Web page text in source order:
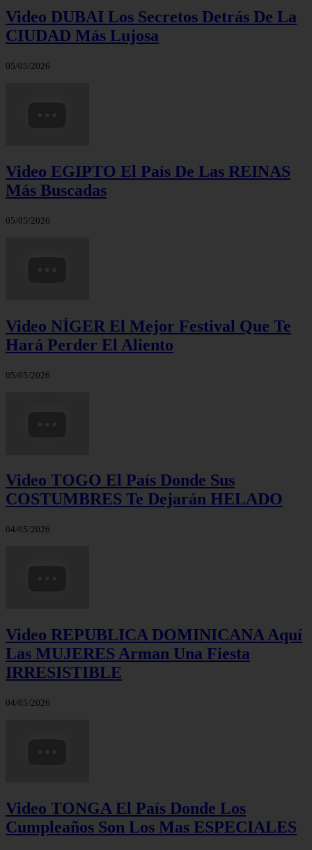
Video DUBAI Los Secretos Detrás De La
CIUDAD Más Lujosa
05/05/2026
Video EGIPTO El País De Las REINAS
Más Buscadas
05/05/2026
Video NÍGER El Mejor Festival Que Te
Hará Perder El Aliento
05/05/2026
Video TOGO El País Donde Sus
COSTUMBRES Te Dejarán HELADO
04/05/2026
Video REPUBLICA DOMINICANA Aquí
Las MUJERES Arman Una Fiesta
IRRESISTIBLE
04/05/2026
Video TONGA El País Donde Los
Cumpleaños Son Los Mas ESPECIALES